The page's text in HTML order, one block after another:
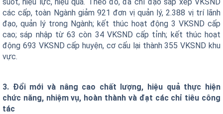
các cấp, toàn Ngành giảm 921 đơn vị quản lý, 2.388 vị trí lãnh
đạo, quản lý trong Ngành; kết thúc hoạt động 3 VKSND cấp
cao; sáp nhập từ 63 còn 34 VKSND cấp tỉnh; kết thúc hoạt
động 693 VKSND cấp huyện, cơ cấu lại thành 355 VKSND khu
vực.
3. Đổi mới và nâng cao chất lượng, hiệu quả thực hiện
chức năng, nhiệm vụ, hoàn thành và đạt các chỉ tiêu công
tác